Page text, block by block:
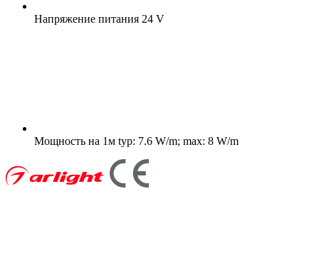
Напряжение питания 24 V
Мощность на 1м typ: 7.6 W/m; max: 8 W/m